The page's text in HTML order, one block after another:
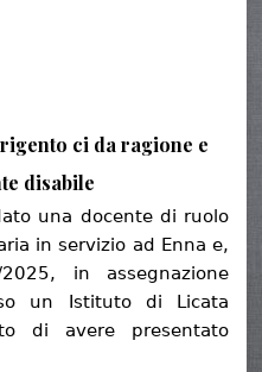
ci da ragione e
disabile
una docente di ruolo
in servizio ad Enna e,
in assegnazione
un Istituto di Licata
di avere presentato